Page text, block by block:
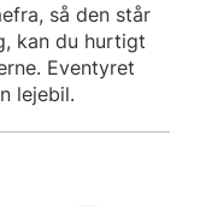
så den står
kan du hurtigt
Eventyret
lejebil.